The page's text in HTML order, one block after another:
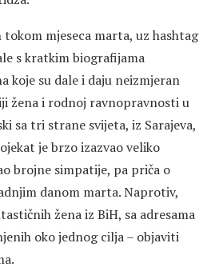
tokom mjeseca marta, uz hashtag
s kratkim biografijama
koje su dale i daju neizmjeran
žena i rodnoj ravnopravnosti u
sa tri strane svijeta, iz Sarajeva,
je brzo izazvao veliko
brojne simpatije, pa priča o
danom marta. Naprotiv,
žena iz BiH, sa adresama
oko jednog cilja – objaviti